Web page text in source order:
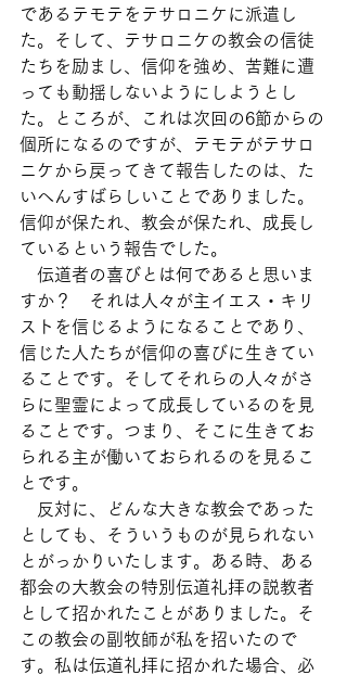
であるテモテをテサロニケに派遣し
た。そして、テサロニケの教会の信徒
たちを励まし、信仰を強め、苦難に遭
っても動揺しないようにしようとし
た。ところが、これは次回の6節からの
個所になるのですが、テモテがテサロ
ニケから戻ってきて報告したのは、た
いへんすばらしいことでありました。
信仰が保たれ、教会が保たれ、成長し
ているという報告でした。
伝道者の喜びとは何であると思いま
すか？　それは人々が主イエス・キリ
ストを信じるようになることであり、
信じた人たちが信仰の喜びに生きてい
ることです。そしてそれらの人々がさ
らに聖霊によって成長しているのを見
ることです。つまり、そこに生きてお
られる主が働いておられるのを見るこ
とです。
反対に、どんな大きな教会であった
としても、そういうものが見られない
とがっかりいたします。ある時、ある
都会の大教会の特別伝道礼拝の説教者
として招かれたことがありました。そ
この教会の副牧師が私を招いたので
す。私は伝道礼拝に招かれた場合、必